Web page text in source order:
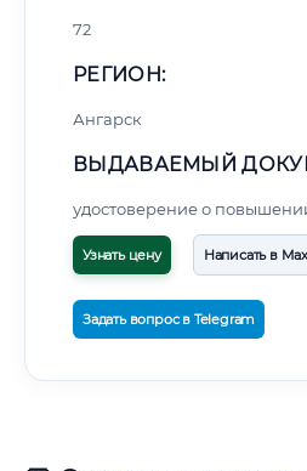
72
РЕГИОН:
Ангарск
ВЫДАВАЕМЫЙ
удостоверение о
Узнать цену Написать в Max
Задать вопрос в Telegram